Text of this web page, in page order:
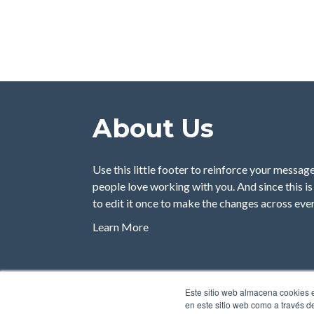
Este sitio web almacena cookies
en este sitio web como a través
About Us
Use this little footer to reinforce your
people love working with you. And since this
to edit it once to make the changes across
Learn More
Copyright 2026 | Designed with HubSpot